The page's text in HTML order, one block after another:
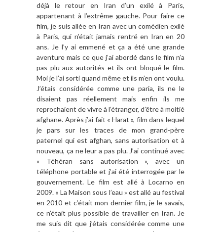
déjà le retour en Iran d’un exilé à Paris,
appartenant à l’extrême gauche. Pour faire ce
film, je suis allée en Iran avec un comédien exilé
à Paris, qui n’était jamais rentré en Iran en 20
ans. Je l’y ai emmené et ça a été une grande
aventure mais ce que j’ai abordé dans le film n’a
pas plu aux autorités et ils ont bloqué le film.
Moi je l’ai sorti quand même et ils m’en ont voulu.
J’étais considérée comme une paria, ils ne le
disaient pas réellement mais enfin ils me
reprochaient de vivre à l’étranger, d’être à moitié
afghane. Après j’ai fait « Harat », film dans lequel
je pars sur les traces de mon grand-père
paternel qui est afghan, sans autorisation et à
nouveau, ça ne leur a pas plu. J’ai continué avec
« Téhéran sans autorisation », avec un
téléphone portable et j’ai été interrogée par le
gouvernement. Le film est allé à Locarno en
2009. « La Maison sous l’eau » est allé au festival
en 2010 et c’était mon dernier film, je le savais,
ce n’était plus possible de travailler en Iran. Je
me suis dit que j’étais considérée comme une